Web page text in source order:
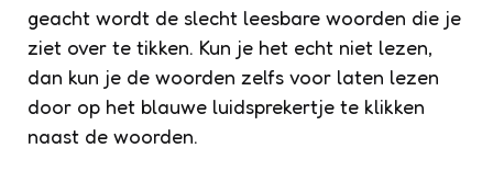
geacht wordt de slecht leesbare woorden die je
ziet over te tikken. Kun je het echt niet lezen,
dan kun je de woorden zelfs voor laten lezen
door op het blauwe luidsprekertje te klikken
naast de woorden.